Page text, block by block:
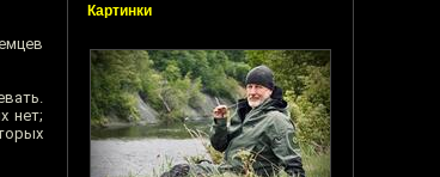
Картинки
нет;